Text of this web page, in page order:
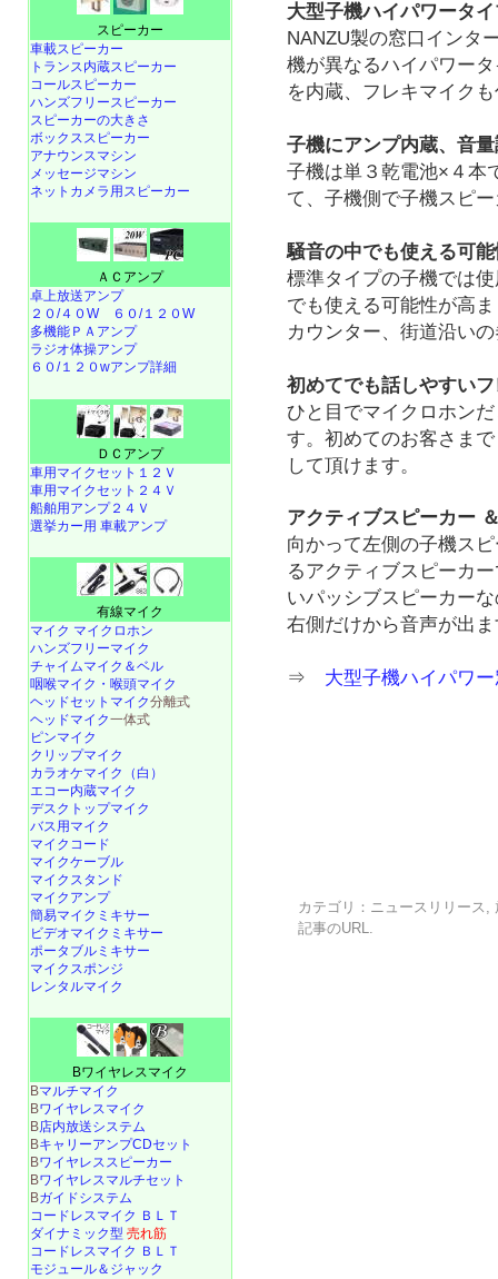
大型子機ハイパワータ
NANZU製の窓口インタ
機が異なるハイパワー
を内蔵、フレキマイク
子機にアンプ内蔵、音
子機は単３乾電池×４本
て、子機側で子機スピ
騒音の中でも使える可
標準タイプの子機では
でも使える可能性が高
カウンター、街道沿い
初めてでも話しやすい
ひと目でマイクロホン
す。初めてのお客さま
して頂けます。
アクティブスピーカー
向かって左側の子機ス
るアクティブスピーカ
いパッシブスピーカー
右側だけから音声が出
⇒ 大型子機ハイパワ
カテゴリ： ニュースリリース ,
記事のURL.
スピーカー
車載スピーカー
トランス内蔵スピーカー
コールスピーカー
ハンズフリースピーカー
スピーカーの大きさ
ボックススピーカー
アナウンスマシン
メッセージマシン
ネットカメラ用スピーカー
ＡＣアンプ
卓上放送アンプ
２０/４０W
６０/１２０W
多機能ＰＡアンプ
ラジオ体操アンプ
６０/１２０wアンプ詳細
ＤＣアンプ
車用マイクセット１２Ｖ
車用マイクセット２４Ｖ
船舶用アンプ２４Ｖ
選挙カー用 車載アンプ
有線マイク
マイク マイクロホン
ハンズフリーマイク
チャイムマイク＆ベル
咽喉マイク・喉頭マイク
ヘッドセットマイク分離式
ヘッドマイク一体式
ピンマイク
クリップマイク
カラオケマイク（白）
エコー内蔵マイク
デスクトップマイク
バス用マイク
マイクコード
マイクケーブル
マイクスタンド
マイクアンプ
簡易マイクミキサー
ビデオマイクミキサー
ポータブルミキサー
マイクスポンジ
レンタルマイク
Bワイヤレスマイク
Bマルチマイク
Bワイヤレスマイク
B店内放送システム
BキャリーアンプCDセット
Bワイヤレススピーカー
Bワイヤレスマルチセット
Bガイドシステム
コードレスマイク ＢＬＴ
ダイナミック型 売れ筋
コードレスマイク ＢＬＴ
モジュール＆ジャック